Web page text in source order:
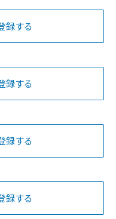
録する
録する
録する
録する